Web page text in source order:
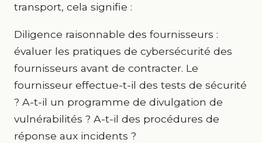
transport, cela signifie :
Diligence raisonnable des fournisseurs :
évaluer les pratiques de cybersécurité des
fournisseurs avant de contracter. Le
fournisseur effectue-t-il des tests de sécurité
? A-t-il un programme de divulgation de
vulnérabilités ? A-t-il des procédures de
réponse aux incidents ?